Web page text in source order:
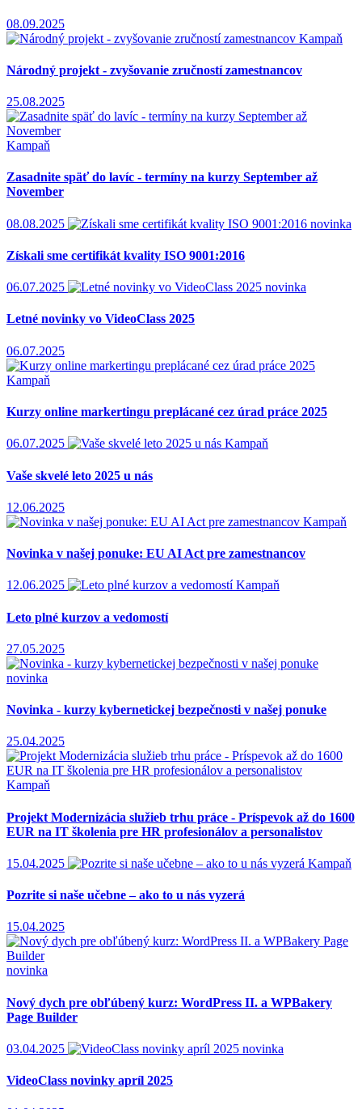
08.09.2025
Kampaň
Národný projekt - zvyšovanie zručností zamestnancov
25.08.2025
Kampaň
Zasadnite späť do lavíc - termíny na kurzy September až
November
08.08.2025 novinka
Získali sme certifikát kvality ISO 9001:2016
06.07.2025 novinka
Letné novinky vo VideoClass 2025
06.07.2025
Kampaň
Kurzy online markertingu preplácané cez úrad práce 2025
06.07.2025 Kampaň
Vaše skvelé leto 2025 u nás
12.06.2025
Kampaň
Novinka v našej ponuke: EU AI Act pre zamestnancov
12.06.2025 Kampaň
Leto plné kurzov a vedomostí
27.05.2025
novinka
Novinka - kurzy kybernetickej bezpečnosti v našej ponuke
25.04.2025
Kampaň
Projekt Modernizácia služieb trhu práce - Príspevok až do 1600
EUR na IT školenia pre HR profesionálov a personalistov
15.04.2025 Kampaň
Pozrite si naše učebne – ako to u nás vyzerá
15.04.2025
novinka
Nový dych pre obľúbený kurz: WordPress II. a WPBakery
Page Builder
03.04.2025 novinka
VideoClass novinky apríl 2025